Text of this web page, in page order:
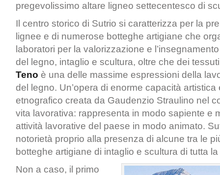
pregevolissimo altare ligneo settecentesco di
Il centro storico di Sutrio si caratterizza per la
lignee e di numerose botteghe artigiane che
laboratori per la valorizzazione e
del legno, intaglio e scultura, oltre che dei
Teno è una delle massime espressioni della
del legno. Un’opera di enorme capacità
etnografico creata da Gaudenzio Straulino nel
vita lavorativa: rappresenta in modo sapiente e
attività lavorative del paese in modo animato.
notorietà proprio alla presenza di alcune tra le
botteghe artigiane di intaglio e scultura di tutta
Non a caso, il primo